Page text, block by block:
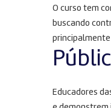
O curso tem
buscando
Educadores